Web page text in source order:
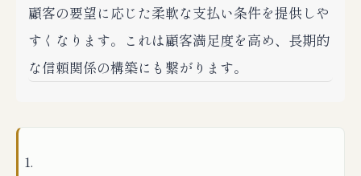
顧客の要望に応じた柔軟な支払い条件を提供しや
すくなります。これは顧客満足度を高め、長期的
な信頼関係の構築にも繋がります。